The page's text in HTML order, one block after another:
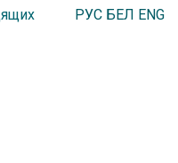
РУС БЕЛ ENG